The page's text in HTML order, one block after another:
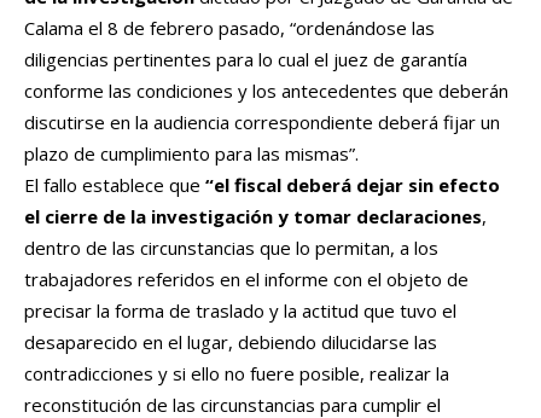
Calama el 8 de febrero pasado, “ordenándose las
diligencias pertinentes para lo cual el juez de garantía
conforme las condiciones y los antecedentes que deberán
discutirse en la audiencia correspondiente deberá fijar un
plazo de cumplimiento para las mismas”.
El fallo establece que “el fiscal deberá dejar sin efecto
el cierre de la investigación y tomar declaraciones,
dentro de las circunstancias que lo permitan, a los
trabajadores referidos en el informe con el objeto de
precisar la forma de traslado y la actitud que tuvo el
desaparecido en el lugar, debiendo dilucidarse las
contradicciones y si ello no fuere posible, realizar la
reconstitución de las circunstancias para cumplir el